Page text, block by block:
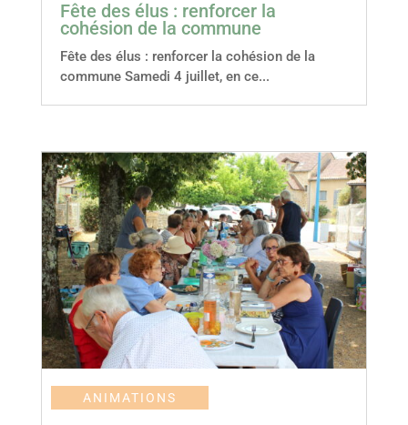
Fête des élus : renforcer la
cohésion de la commune
Fête des élus : renforcer la cohésion de la
commune Samedi 4 juillet, en ce...
ANIMATIONS